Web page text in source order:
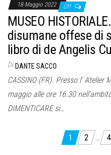
18 Maggio 2022 Off
MUSEO
disumane offese di
libro di de Angelis
Di DANTE SACCO
CASSINO (FR). Presso l’
maggio alle ore 16.30
DIMENTICARE si…
Paginazione
1 2 … 4